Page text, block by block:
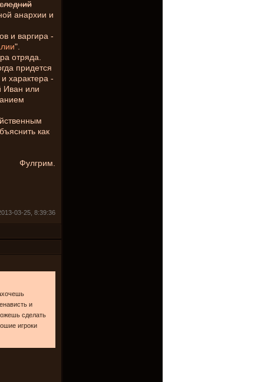
анархии и
и варгира -
".
отряда.
придется
характера -
Иван или
как
Фулгрим.
03-25, 8:39:36
и
сделать
игроки